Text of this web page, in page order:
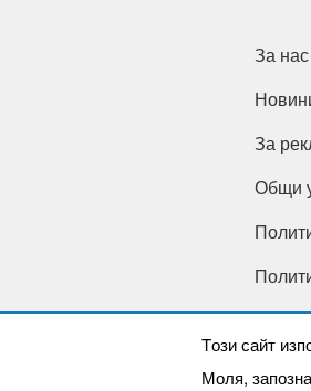
Tози сайт
Моля,
За нас
За
Общи